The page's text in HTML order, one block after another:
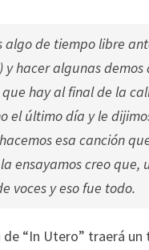
algo de tiempo libre
y hacer algunas demos
hay al final de la
el último día y le
esa canción
ensayamos creo
voces y eso fue todo.
de “In Utero” traerá